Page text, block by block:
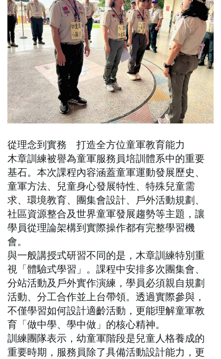
從理念到實務 打造全方位童軍教育能力
木章訓練被譽為童軍服務員培訓體系中的重要
基石。本次課程內容涵蓋童軍運動發展歷史、
童軍方法、兒童身心發展特性、特殊兒童需
求、環境教育、團集會設計、戶外活動規劃、
社區資源整合及世界童軍發展趨勢等主題，讓
學員從理論架構到實際操作都有完整學習機
會。
與一般講授式研習不同的是，木章訓練特別重
視「體驗式學習」。課程中安排多次團集會、
分站活動及戶外實作演練，學員必須親自規劃
活動、分工合作並上台帶領。透過實際參與，
不僅學習如何設計適齡活動，更能理解童軍教
育「做中學、學中做」的核心精神。
訓練團隊表示，幼童軍階段是兒童人格養成的
重要時期，服務員除了具備活動設計能力，更